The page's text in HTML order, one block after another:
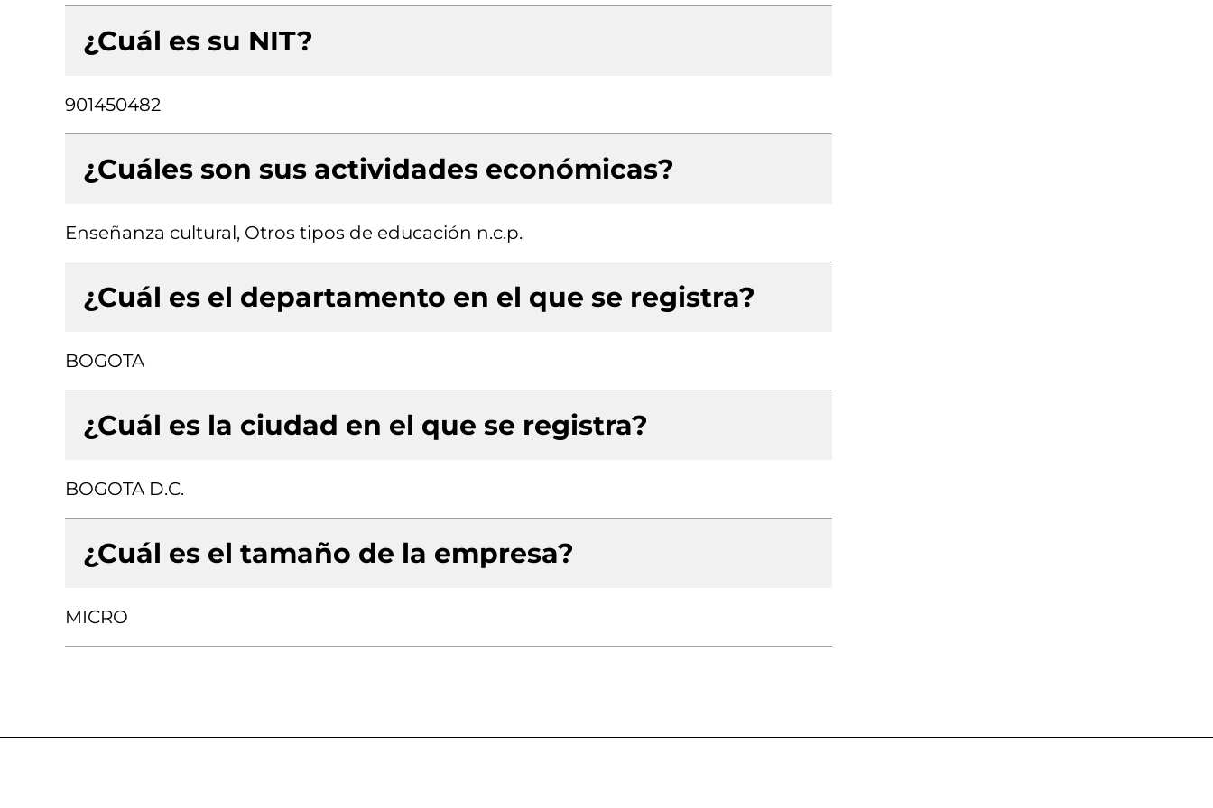
¿Cuál es su NIT?
901450482
¿Cuáles son sus actividades económicas?
Enseñanza cultural, Otros tipos de educación n.c.p.
¿Cuál es el departamento en el que se registra?
BOGOTA
¿Cuál es la ciudad en el que se registra?
BOGOTA D.C.
¿Cuál es el tamaño de la empresa?
MICRO